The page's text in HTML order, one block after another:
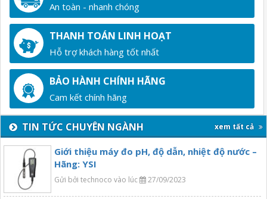
An toàn - nhanh chóng
THANH TOÁN LINH HOẠT
Hỗ trợ khách hàng tốt nhất
BẢO HÀNH CHÍNH HÃNG
Cam kết chính hãng
TIN TỨC CHUYÊN NGÀNH xem tất cả
Giới thiệu máy đo pH, độ dẫn, nhiệt độ nước –
Hãng: YSI
Gửi bởi technoco vào lúc 27/09/2023